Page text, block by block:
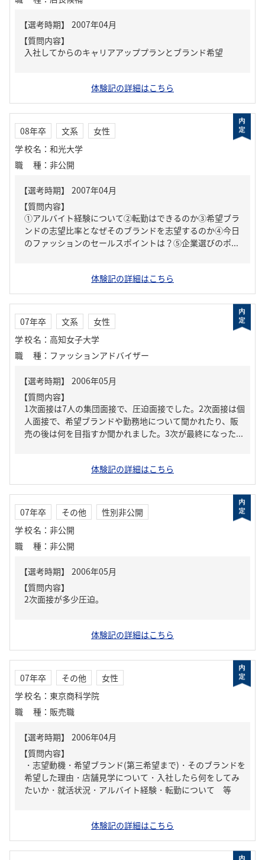
【質問内容】
入社してからのキャリアアッププランとブランド希望
体験記の詳細はこちら
08年卒 文系
女性
学校名 ： 和光大学
職種 ： 非公開
【質問内容】
①アルバイト経験について②転勤はできるのか③希望ブラ
ンドの志望比率となぜそのブランドを志望するのか④今日
のファッションのセールスポイントは？⑤企業選びのポ...
体験記の詳細はこちら
07年卒 文系
女性
学校名 ： 高知女子大学
職種 ： ファッションアドバイザー
【質問内容】
1次面接は7人の集団面接で、圧迫面接でした。2次面接は個
人面接で、希望ブランドや勤務地について聞かれたり、販
売の後は何を目指すか聞かれました。3次が最終になった...
体験記の詳細はこちら
07年卒 その他
性別非公開
学校名 ： 非公開
職種 ： 非公開
【質問内容】
2次面接が多少圧迫。
体験記の詳細はこちら
07年卒 その他
女性
学校名 ： 東京商科学院
職種 ： 販売職
【質問内容】
・志望動機・希望ブランド(第三希望まで)・そのブランドを
希望した理由・店舗見学について・入社したら何をしてみ
たいか・就活状況・アルバイト経験・転勤について 等
体験記の詳細はこちら